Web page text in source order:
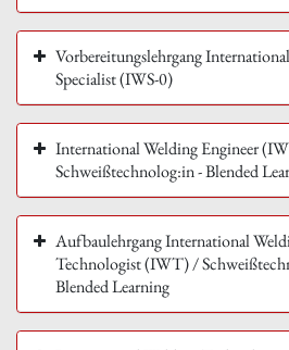
Vorbereitungslehrgang
Specialist (IWS-0)
International Welding Engineer
Schweißtechnolog:in - Blended
Aufbaulehrgang International
Technologist (IWT) /
Blended Learning